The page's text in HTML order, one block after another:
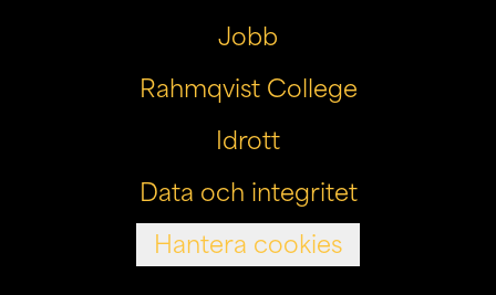
Jobb
Rahmqvist College
Idrott
Data och integritet
Hantera cookies